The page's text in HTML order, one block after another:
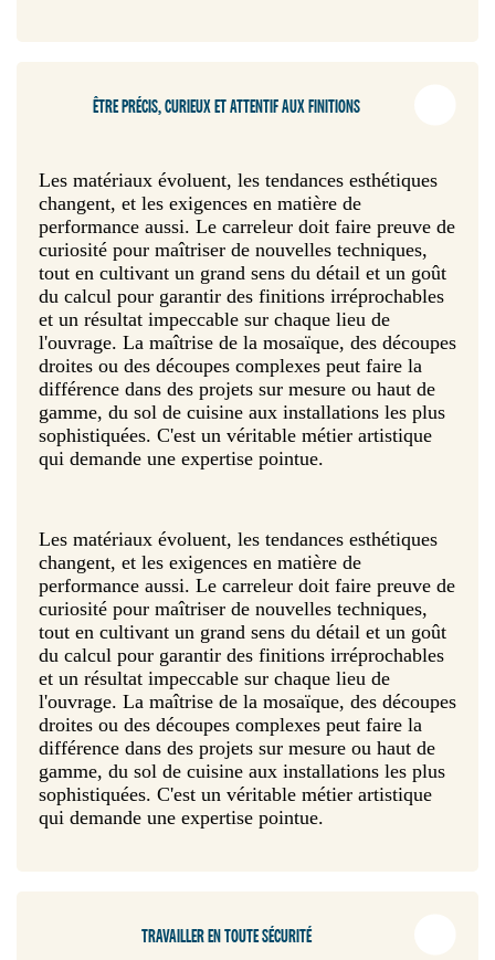
ÊTRE PRÉCIS, CURIEUX ET ATTENTIF AUX FINITIONS
Les matériaux évoluent, les tendances esthétiques
changent, et les exigences en matière de
performance aussi. Le carreleur doit faire preuve de
curiosité pour maîtriser de nouvelles techniques,
tout en cultivant un grand sens du détail et un goût
du calcul pour garantir des finitions irréprochables
et un résultat impeccable sur chaque lieu de
l'ouvrage. La maîtrise de la mosaïque, des découpes
droites ou des découpes complexes peut faire la
différence dans des projets sur mesure ou haut de
gamme, du sol de cuisine aux installations les plus
sophistiquées. C'est un véritable métier artistique
qui demande une expertise pointue.
Les matériaux évoluent, les tendances esthétiques
changent, et les exigences en matière de
performance aussi. Le carreleur doit faire preuve de
curiosité pour maîtriser de nouvelles techniques,
tout en cultivant un grand sens du détail et un goût
du calcul pour garantir des finitions irréprochables
et un résultat impeccable sur chaque lieu de
l'ouvrage. La maîtrise de la mosaïque, des découpes
droites ou des découpes complexes peut faire la
différence dans des projets sur mesure ou haut de
gamme, du sol de cuisine aux installations les plus
sophistiquées. C'est un véritable métier artistique
qui demande une expertise pointue.
TRAVAILLER EN TOUTE SÉCURITÉ